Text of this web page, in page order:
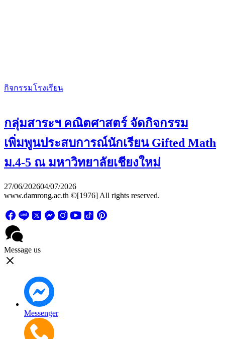
กิจกรรมโรงเรียน
กลุ่มสาระฯ คณิตศาสตร์ จัดกิจกรรม
เพิ่มพูนประสบการณ์นักเรียน Gifted Math
ม.4-5 ณ มหาวิทยาลัยเชียงใหม่
27/06/202604/07/2026
www.damrong.ac.th ©[1976] All rights reserved.
Message us
Messenger